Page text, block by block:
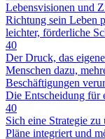
Lebensvisionen und
Richtung sein Leben
leichter, förderliche
40
Der Druck, das
Menschen dazu,
Beschäftigungen
Die Entscheidung für
40
Sich eine Strategie
Pläne integriert und